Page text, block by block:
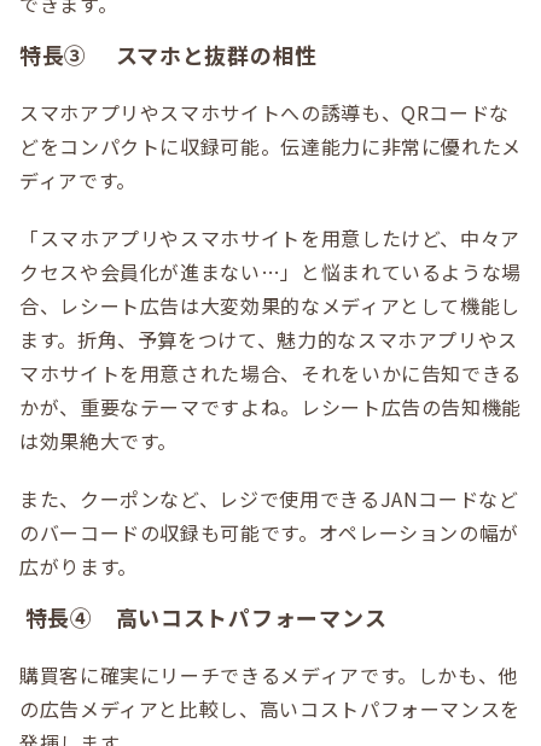
特長③ スマホと抜群の相性
スマホアプリやスマホサイトへの誘導も、QRコードな
どをコンパクトに収録可能。伝達能力に非常に優れたメ
ディアです。
「スマホアプリやスマホサイトを用意したけど、中々ア
クセスや会員化が進まない…」と悩まれているような場
合、レシート広告は大変効果的なメディアとして機能し
ます。折角、予算をつけて、魅力的なスマホアプリやス
マホサイトを用意された場合、それをいかに告知できる
かが、重要なテーマですよね。レシート広告の告知機能
は効果絶大です。
また、クーポンなど、レジで使用できるJANコードなど
のバーコードの収録も可能です。オペレーションの幅が
広がります。
特長④ 高いコストパフォーマンス
購買客に確実にリーチできるメディアです。しかも、他
の広告メディアと比較し、高いコストパフォーマンスを